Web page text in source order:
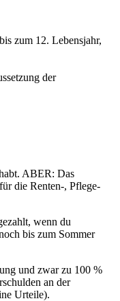
zum 12. Lebensjahr,
der
ABER: Das
die Renten-, Pflege-
wenn du
bis zum Sommer
und zwar zu 100 %
an der
Urteile).